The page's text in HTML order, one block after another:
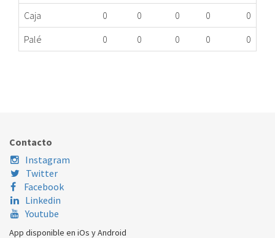
Caja
0 0 0 0
0
Palé
0 0 0 0 0
Contacto
Instagram
Twitter
Facebook
Linkedin
Youtube
App disponible en iOs y Android